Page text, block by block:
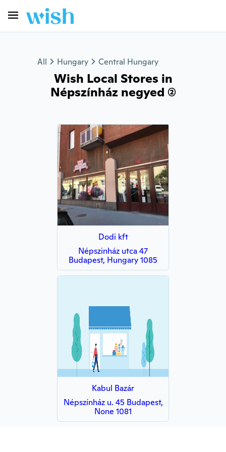
All Hungary Central Hungary
Wish Local Stores in
Népszínház negyed (2)
Dodi kft
Népszinház utca 47
Budapest, Hungary 1085
Kabul Bazár
Népszínház u. 45 Budapest,
None 1081